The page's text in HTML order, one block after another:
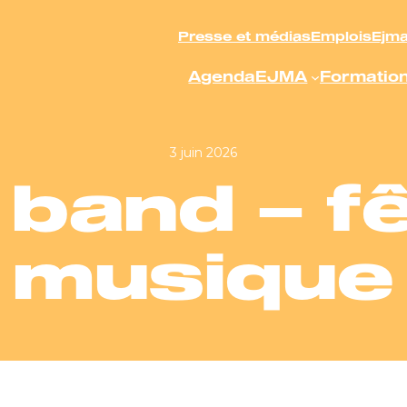
Presse et médiasEmplois
AgendaEJMA
3 juin 2026
–
musique